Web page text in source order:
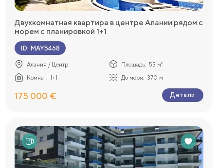
Двухкомнатная квартира в центре Алании рядом с
морем с планировкой 1+1
ID: MAY5468
Алания / Центр Площадь: 53 м²
Комнат: 1+1 До моря: 370 м
175 000 € Детали